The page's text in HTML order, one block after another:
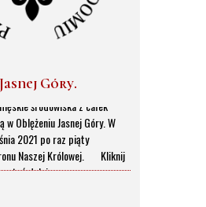
Góry.
środowiska z całek
w Oblężeniu Jasnej Góry. W
2021 po raz piąty
Naszej Królowej. Kliknij
dalej...